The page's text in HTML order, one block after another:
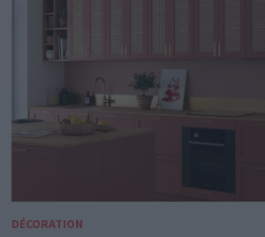
DÉCORATION